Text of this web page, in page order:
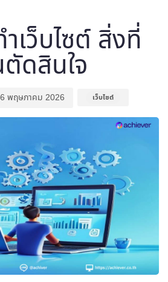
เว็บไซต์ สิ่งที่
ดสินใจ
พฤษภาคม 2026 เว็บไซต์